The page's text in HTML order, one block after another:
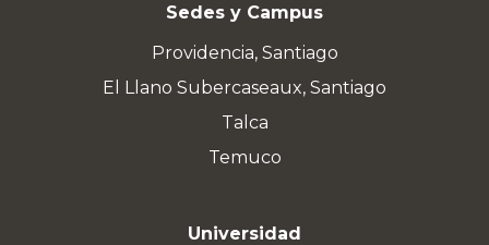
Sedes y Campus
Providencia, Santiago
El Llano Subercaseaux, Santiago
Talca
Temuco
Universidad